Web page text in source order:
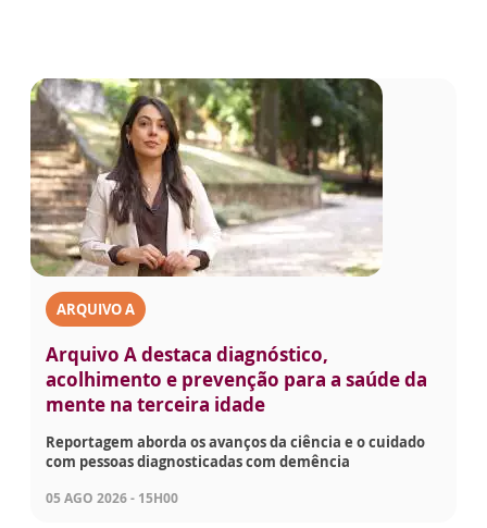
ARQUIVO A
Arquivo A destaca diagnóstico,
acolhimento e prevenção para a saúde da
mente na terceira idade
Reportagem aborda os avanços da ciência e o cuidado
com pessoas diagnosticadas com demência
05 AGO 2026 - 15H00